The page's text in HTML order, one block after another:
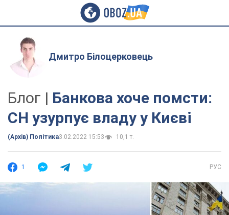
Дмитро Білоцерковець
Блог | Банкова хоче помсти:
СН узурпує владу у Києві
(Архів) Політика3.02.2022 15:53 10,1 т.
1 РУС